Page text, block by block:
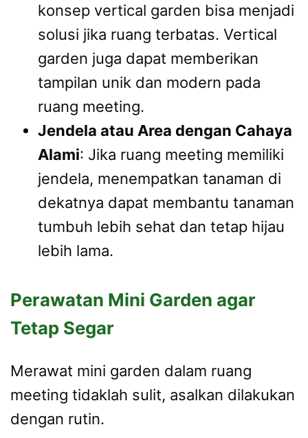
konsep vertical garden bisa menjadi
solusi jika ruang terbatas. Vertical
garden juga dapat memberikan
tampilan unik dan modern pada
ruang meeting.
Jendela atau Area dengan Cahaya
Alami: Jika ruang meeting memiliki
jendela, menempatkan tanaman di
dekatnya dapat membantu tanaman
tumbuh lebih sehat dan tetap hijau
lebih lama.
Perawatan Mini Garden agar
Tetap Segar
Merawat mini garden dalam ruang
meeting tidaklah sulit, asalkan dilakukan
dengan rutin.